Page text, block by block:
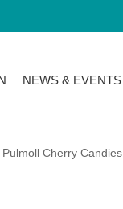
NEWS & EVENTS
Pulmoll Cherry Candies